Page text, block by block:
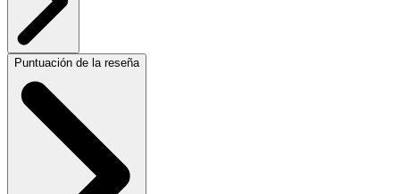
Puntuación de la reseña